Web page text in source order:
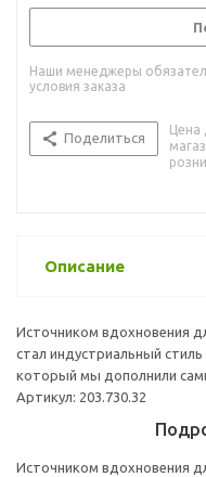
Наши менеджеры
условия заказа
Поделиться
Цена
Описание
Источником вдохновения
стал индустриальный
который мы дополнили
Артикул: 203.730.32
Источником вдохновения